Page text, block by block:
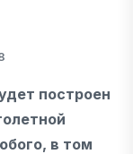
построен
в том